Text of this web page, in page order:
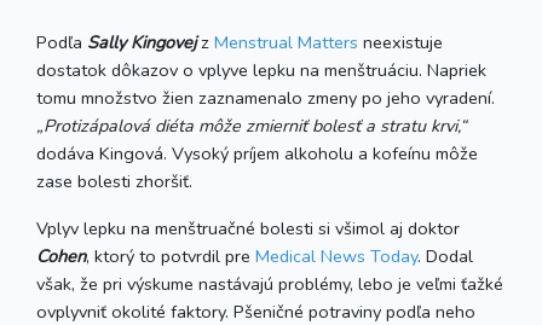
Podľa Sally Kingovejz Menstrual Matters neexistuje
dostatok dôkazov o vplyve lepku na menštruáciu. Napriek
tomu množstvo žien zaznamenalo zmeny po jeho vyradení.
„Protizápalová diéta môže zmierniť bolesť a stratu krvi,“
dodáva Kingová. Vysoký príjem alkoholu a kofeínu môže
zase bolesti zhoršiť.
Vplyv lepku na menštruačné bolesti si všimol aj doktor
Cohen, ktorý to potvrdil pre Medical News Today. Dodal
však, že pri výskume nastávajú problémy, lebo je veľmi ťažké
ovplyvniť okolité faktory. Pšeničné potraviny podľa neho